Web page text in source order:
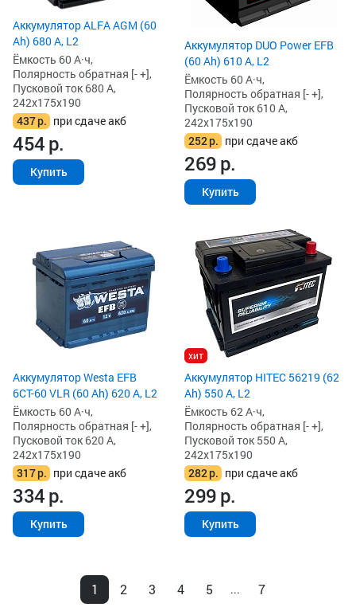
Аккумулятор ALFA AGM (60
Ah) 680 А, L2
Ёмкость 60 А·ч,
Полярность обратная [- +],
Пусковой ток 680 А,
242x175x190
437р. при сдаче акб
454р.
Купить
Аккумулятор DUO Power EFB
(60 Ah) 610 А, L2
Ёмкость 60 А·ч,
Полярность обратная [- +],
Пусковой ток 610 А,
242x175x190
252р. при сдаче акб
269р.
Купить
Аккумулятор Westa EFB
6СТ-60 VLR (60 Ah) 620 А, L2
Ёмкость 60 А·ч,
Полярность обратная [- +],
Пусковой ток 620 А,
242x175x190
317р. при сдаче акб
334р.
Купить
хит
Аккумулятор HITEC 56219 (62
Ah) 550 А, L2
Ёмкость 62 А·ч,
Полярность обратная [- +],
Пусковой ток 550 А,
242x175x190
282р. при сдаче акб
299р.
Купить
1 2 3 4 5 ... 7